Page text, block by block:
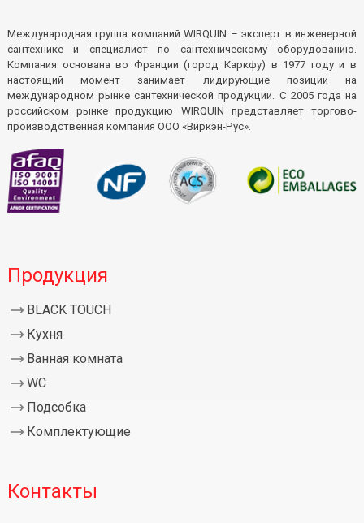
Международная группа компаний WIRQUIN – эксперт в инженерной
сантехнике и специалист по сантехническому оборудованию.
Компания основана во Франции (город Каркфу) в 1977 году и в
настоящий момент занимает лидирующие позиции на
международном рынке сантехнической продукции. С 2005 года на
российском рынке продукцию WIRQUIN представляет торгово-
производственная компания ООО «Виркэн-Рус».
Продукция
BLACK TOUCH
Кухня
Ванная комната
WC
Подсобка
Комплектующие
Контакты